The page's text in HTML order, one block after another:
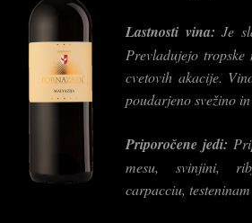
Lastnosti vina: Je
Prevladujejo
cvetovih akacije.
poudarjeno svežino
Priporočene jedi:
mesu, svinjini,
carpacciu,